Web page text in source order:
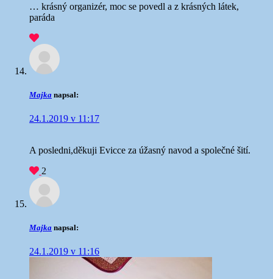
… krásný organizér, moc se povedl a z krásných látek,
paráda
Majka napsal:
24.1.2019 v 11:17
A posledni,děkuji Evicce za úžasný navod a společné šití.
2
Majka napsal:
24.1.2019 v 11:16